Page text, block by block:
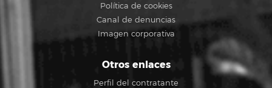
Política de cookies
Canal de denuncias
Imagen corporativa
Otros enlaces
Perfil del contratante